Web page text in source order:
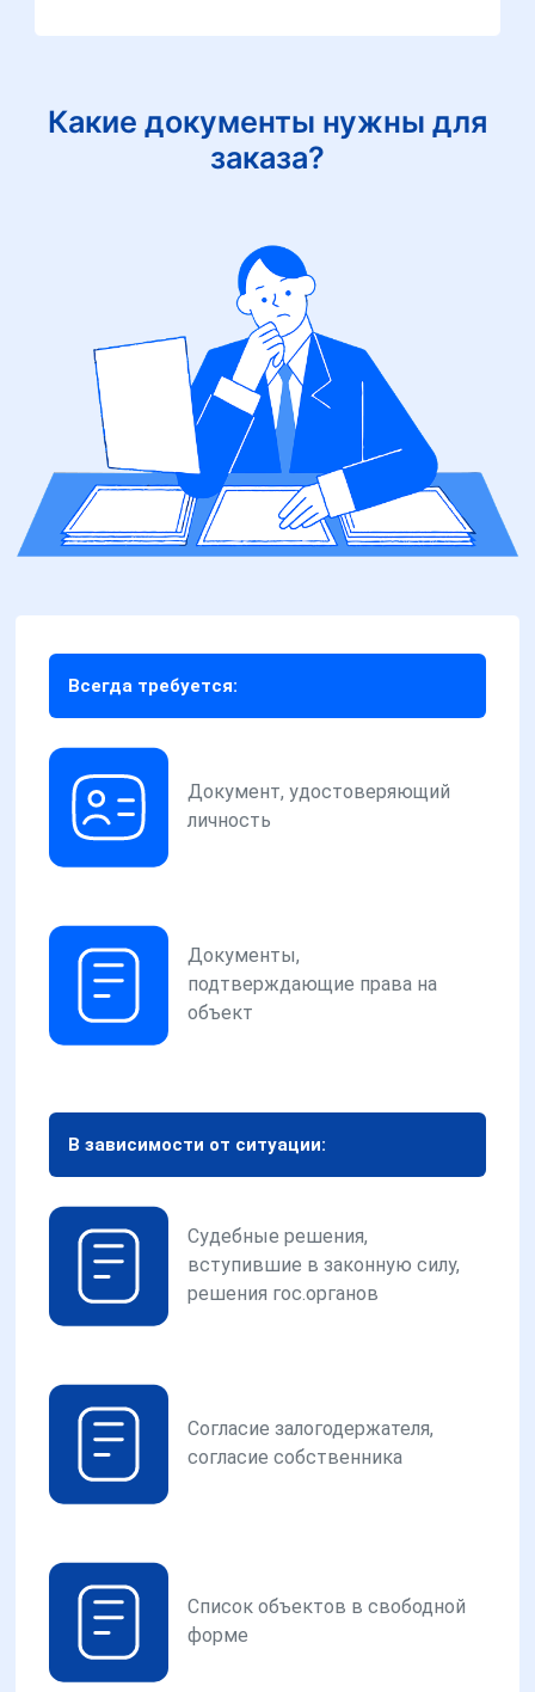
Какие документы нужны для
заказа?
Всегда требуется:
Документ, удостоверяющий
личность
Документы,
подтверждающие права на
объект
В зависимости от ситуации:
Судебные решения,
вступившие в законную силу,
решения гос.органов
Согласие залогодержателя,
согласие собственника
Список объектов в свободной
форме